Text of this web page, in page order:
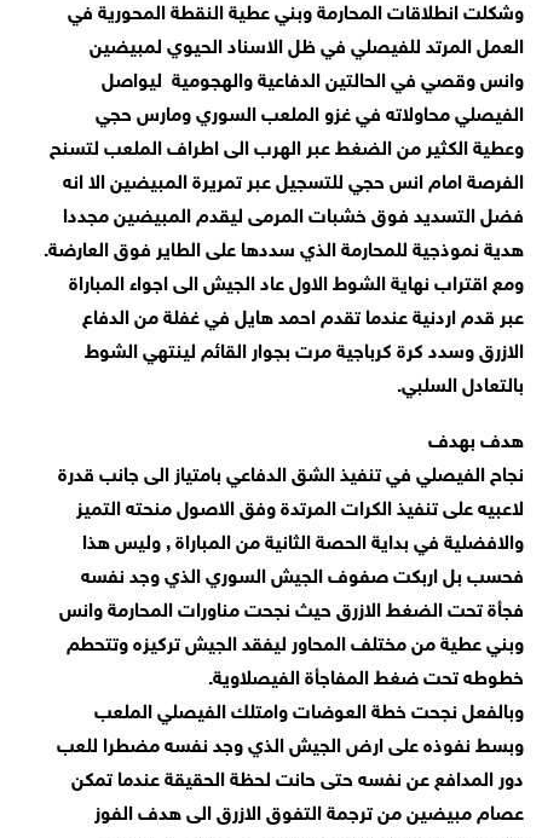
وشكلت انطلاقات المحارمة وبني عطية النقطة المحورية في
العمل المرتد للفيصلي في ظل الاسناد الحيوي لمبيضين
وانس وقصي في الحالتين الدفاعية والهجومية ليواصل
الفيصلي محاولاته في غزو الملعب السوري ومارس حجي
وعطية الكثير من الضغط عبر الهرب الى اطراف الملعب لتسنح
الفرصة امام انس حجي للتسجيل عبر تمريرة المبيضين الا انه
فضل التسديد فوق خشبات المرمى ليقدم المبيضين مجددا
هدية نموذجية للمحارمة الذي سددها على الطاير فوق العارضة.
ومع اقتراب نهاية الشوط الاول عاد الجيش الى اجواء المباراة
عبر قدم اردنية عندما تقدم احمد هايل في غفلة من الدفاع
الازرق وسدد كرة كرباجية مرت بجوار القائم لينتهي الشوط
بالتعادل السلبي.
هدف بهدف
نجاح الفيصلي في تنفيذ الشق الدفاعي بامتياز الى جانب قدرة
لاعبيه على تنفيذ الكرات المرتدة وفق الاصول منحته التميز
والافضلية في بداية الحصة الثانية من المباراة , وليس هذا
فحسب بل اربكت صفوف الجيش السوري الذي وجد نفسه
فجأة تحت الضغط الازرق حيث نجحت مناورات المحارمة وانس
وبني عطية من مختلف المحاور ليفقد الجيش تركيزه وتتحطم
خطوطه تحت ضغط المفاجأة الفيصلاوية.
وبالفعل نجحت خطة العوضات وامتلك الفيصلي الملعب
وبسط نفوذه على ارض الجيش الذي وجد نفسه مضطرا للعب
دور المدافع عن نفسه حتى حانت لحظة الحقيقة عندما تمكن
عصام مبيضين من ترجمة التفوق الازرق الى هدف الفوز